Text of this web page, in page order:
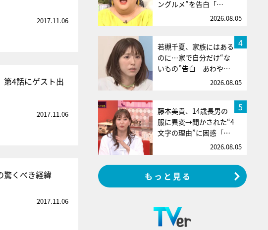
2017.11.06
第4話にゲスト出
2017.11.06
驚くべき経緯
2017.11.06
ングルメ”を告白「…
2026.08.05
4
若槻千夏、家族にはある
のに…家で自分だけ“な
いもの”告白 あわや…
2026.08.05
5
藤本美貴、14歳長男の
服に異変→聞かされた“4
文字の理由”に困惑「…
2026.08.05
もっと見る